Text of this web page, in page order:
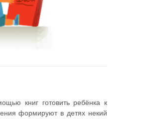
книг готовить ребёнка к
формируют в детях некий